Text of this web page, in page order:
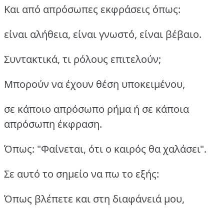
Και από απρόσωπες εκφράσεις όπως:
είναι αλήθεια, είναι γνωστό, είναι βέβαιο.
Συντακτικά, τι ρόλους επιτελούν;
Μπορούν να έχουν θέση υποκειμένου,
σε κάποιο απρόσωπο ρήμα ή σε κάποια
απρόσωπη έκφραση.
Όπως: "Φαίνεται, ότι ο καιρός θα χαλάσει".
Σε αυτό το σημείο να πω το εξής:
Όπως βλέπετε και στη διαφάνειά μου,